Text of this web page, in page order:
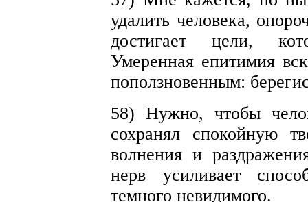
удалить человека,
достигает цели,
Умеренная епитимия
поползновенным:
58) Нужно, чтобы
сохранял спокойную
волнения и
нерв усиливает
темного невидимого.